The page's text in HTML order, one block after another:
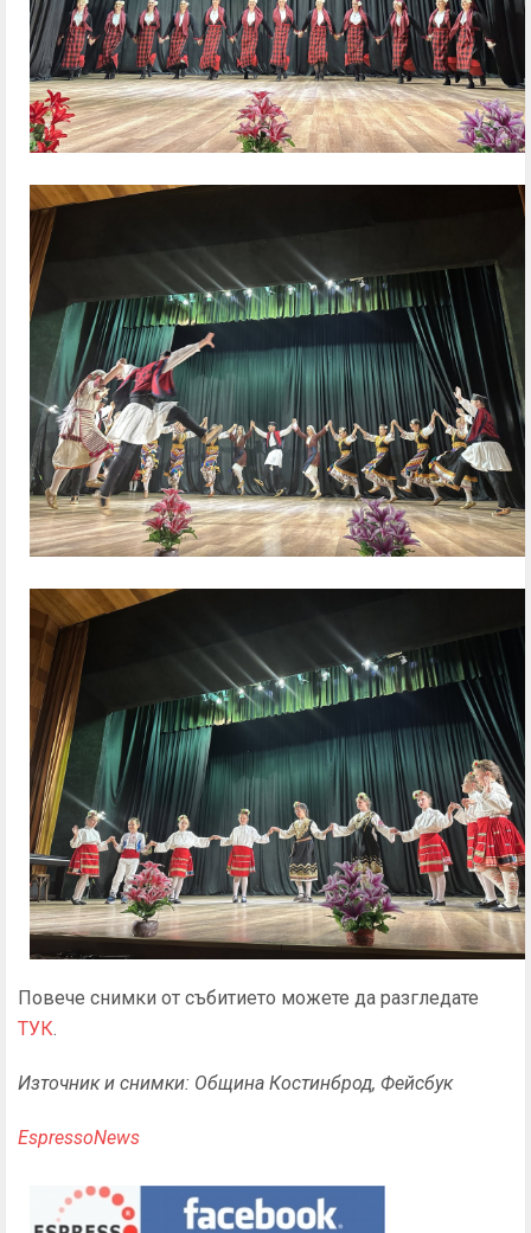
Повече снимки от събитието можете да разгледате
ТУК.
Източник и снимки: Община Костинброд, Фейсбук
EspressoNews